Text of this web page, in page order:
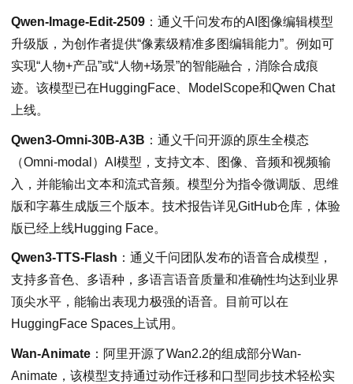
Qwen-Image-Edit-2509 ：通义千问发布的AI图像编辑模型
升级版，为创作者提供“像素级精准多图编辑能力”。例如可
实现“人物+产品”或“人物+场景”的智能融合，消除合成痕
迹。该模型已在HuggingFace、ModelScope和Qwen Chat
上线。
Qwen3-Omni-30B-A3B ：通义千问开源的原生全模态
（Omni-modal）AI模型，支持文本、图像、音频和视频输
入，并能输出文本和流式音频。模型分为指令微调版、思维
版和字幕生成版三个版本。技术报告详见GitHub仓库，体验
版已经上线Hugging Face。
Qwen3-TTS-Flash ：通义千问团队发布的语音合成模型，
支持多音色、多语种，多语言语音质量和准确性均达到业界
顶尖水平，能输出表现力极强的语音。目前可以在
HuggingFace Spaces上试用。
Wan-Animate ：阿里开源了Wan2.2的组成部分Wan-
Animate，该模型支持通过动作迁移和口型同步技术轻松实